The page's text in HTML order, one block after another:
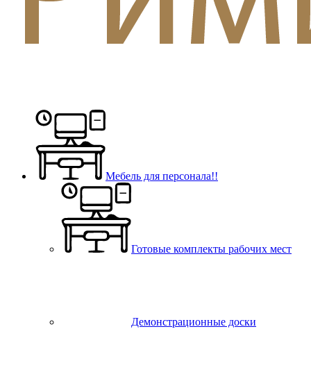
Мебель для персонала!!
Готовые комплекты рабочих мест
Демонстрационные доски